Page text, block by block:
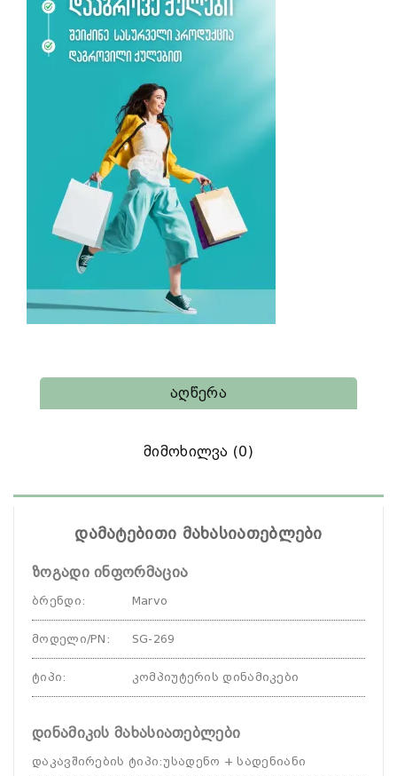
Აღწერა
Მიმოხილვა (0)
დამატებითი მახასიათებლები
ზოგადი ინფორმაცია
ბრენდი: Marvo
მოდელი/PN : SG-269
ტიპი: კომპიუტერის დინამიკები
დინამიკის მახასიათებლები
დაკავშირების ტიპი:უსადენო + სადენიანი